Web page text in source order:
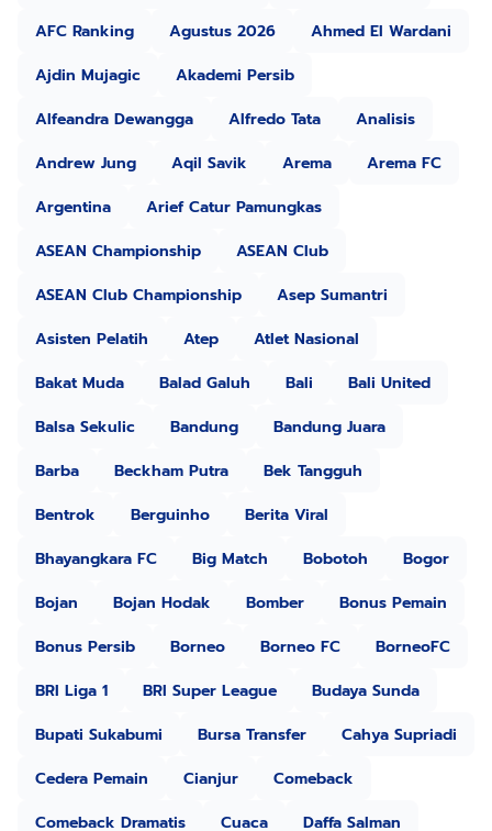
AFC Ranking
Agustus 2026
Ahmed El Wardani
Ajdin Mujagic
Akademi Persib
Alfeandra Dewangga
Alfredo Tata
Analisis
Andrew Jung
Aqil Savik Arema
Arema FC
Argentina
Arief Catur Pamungkas
ASEAN Championship
ASEAN Club
ASEAN Club Championship
Asep Sumantri
Asisten Pelatih
Atep
Atlet Nasional
Bakat Muda
Balad Galuh Bali
Bali United
Balsa Sekulic
Bandung
Bandung Juara
Barba
Beckham Putra
Bek Tangguh
Bentrok
Berguinho
Berita Viral
Bhayangkara FC
Big Match Bobotoh
Bogor
Bojan
Bojan Hodak Bomber
Bonus Pemain
Bonus Persib
Borneo Borneo FC
BorneoFC
BRI Liga 1
BRI Super League
Budaya Sunda
Bupati Sukabumi
Bursa Transfer
Cahya Supriadi
Cedera Pemain
Cianjur
Comeback
Comeback Dramatis
Cuaca
Daffa Salman